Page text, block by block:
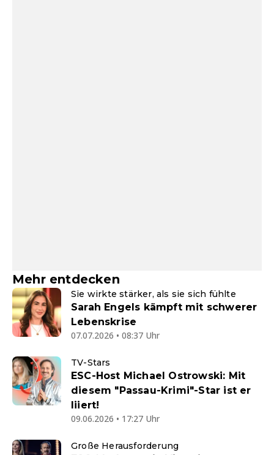
Mehr entdecken
Sie wirkte stärker, als sie sich fühlte
Sarah Engels kämpft mit schwerer
Lebenskrise
07.07.2026 • 08:37 Uhr
TV-Stars
ESC-Host Michael Ostrowski: Mit
diesem "Passau-Krimi"-Star ist er
liiert!
09.06.2026 • 17:27 Uhr
Große Herausforderung